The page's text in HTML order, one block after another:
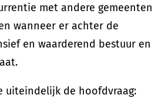
met andere gemeenten
wanneer er achter de
en waarderend bestuur en
uiteindelijk de hoofdvraag: